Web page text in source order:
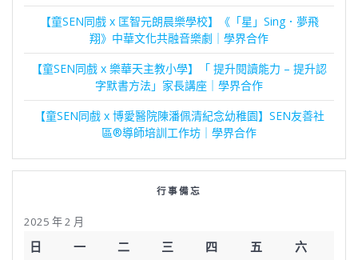
【童SEN同戲 x 匡智元朗晨樂學校】《「星」Sing．夢飛
翔》中華文化共融音樂劇｜學界合作
【童SEN同戲 x 樂華天主教小學】「 提升閱讀能力 – 提升認
字默書方法」家長講座｜學界合作
【童SEN同戲 x 博愛醫院陳潘佩清紀念幼稚園】SEN友善社
區®導師培訓工作坊｜學界合作
行事備忘
2025 年 2 月
日 一 二 三 四 五
六